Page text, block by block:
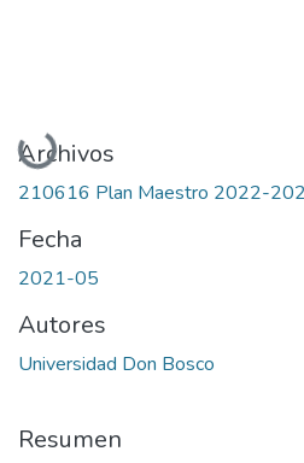
Cargando...
Archivos
210616 Plan Maestro 2022-
Fecha
2021-05
Autores
Universidad Don Bosco
Resumen